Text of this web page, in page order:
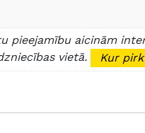
pieejamību aicinām
vietā.
Kur